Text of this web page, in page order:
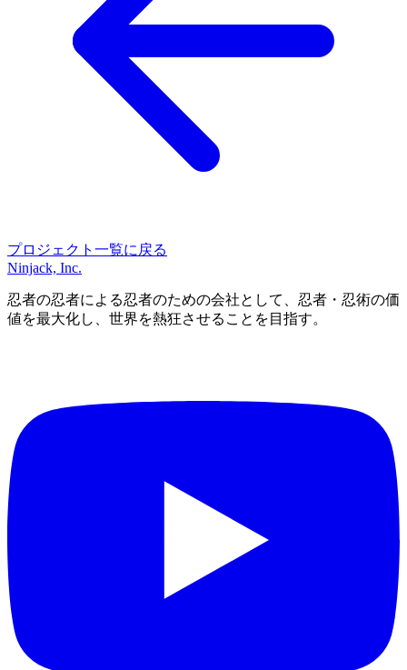
プロジェクト一覧に戻る
Ninjack, Inc.
忍者の忍者による忍者のための会社として、忍者・忍術の価
値を最大化し、世界を熱狂させることを目指す。